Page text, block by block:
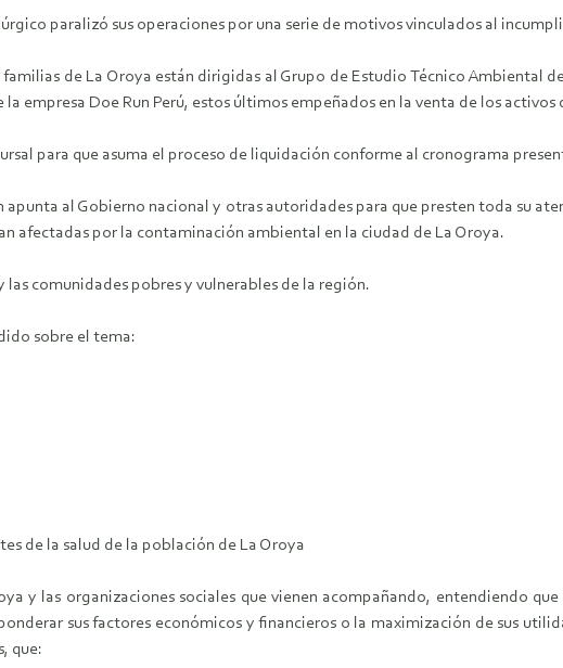
paralizó sus operaciones por una serie de motivos vinculados al
de La Oroya están dirigidas al Grupo de Estudio Técnico Ambiental
empresa Doe Run Perú, estos últimos empeñados en la venta de los
para que asuma el proceso de liquidación conforme al cronograma
apunta al Gobierno nacional y otras autoridades para que presten toda su
afectadas por la contaminación ambiental en la ciudad de La Oroya.
las comunidades pobres y vulnerables de la región.
sobre el tema:
de la salud de la población de La Oroya
y las organizaciones sociales que vienen acompañando, entendiendo
sus factores económicos y financieros o la maximización de sus
que: